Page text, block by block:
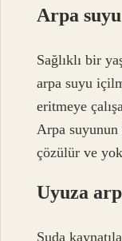
Arpa
Sağlıklı bir
arpa suyu
eritmeye
Arpa
çözülür ve
Uyuza
Suda